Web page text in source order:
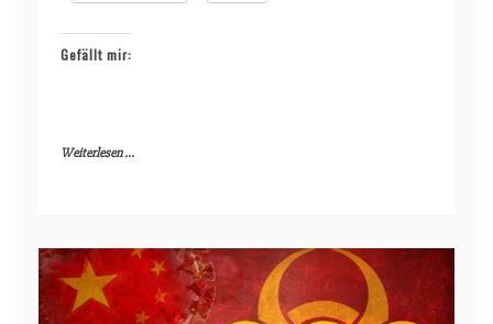
Gefällt mir:
Weiterlesen ...